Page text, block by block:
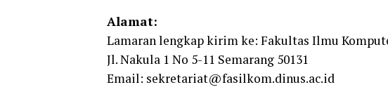
Alamat:
Lamaran lengkap kirim ke: Fakultas Ilmu
Jl. Nakula 1 No 5-11 Semarang 50131
Email: sekretariat@fasilkom.dinus.ac.id